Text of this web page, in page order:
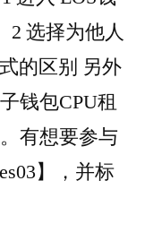
2 选择为他人
的区别 另外
钱包CPU租
有想要参与
】，并标